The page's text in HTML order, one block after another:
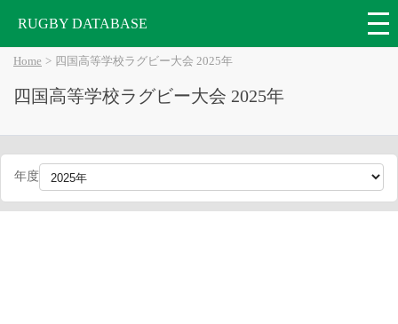
RUGBY DATABASE
Home 四国高等学校ラグビー大会 2025年
四国高等学校ラグビー大会 2025年
年度